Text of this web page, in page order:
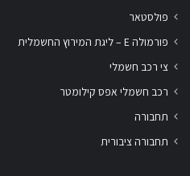
פולסטאר
פורמולה E – ליגת המירוץ החשמלית
צי רכב חשמלי
רכב חשמלי אפס קילומטר
תחבורה
תחבורה ציבורית